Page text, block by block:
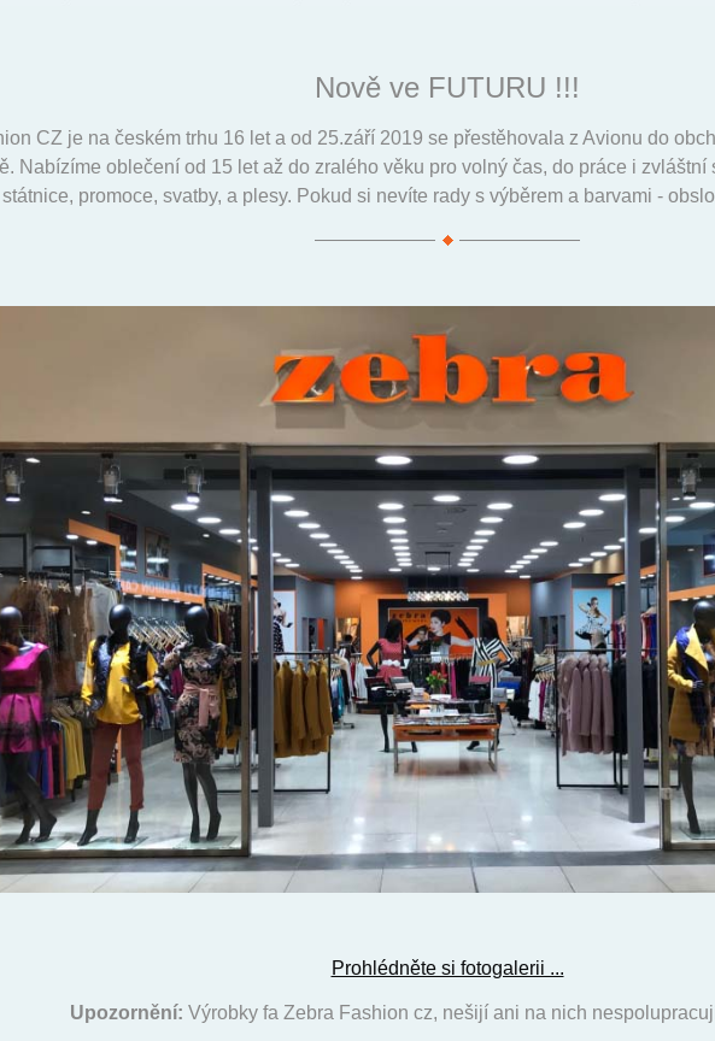
Nově ve FUTURU !!!
CZ je na českém trhu 16 let a od 25.září 2019 se přestěhovala z Avionu do
Nabízíme oblečení od 15 let až do zralého věku pro volný čas, do práce i
státnice, promoce, svatby, a plesy. Pokud si nevíte rady s výběrem a barvami -
Prohlédněte si fotogalerii ...
Upozornění: Výrobky fa Zebra Fashion cz, nešijí ani na nich